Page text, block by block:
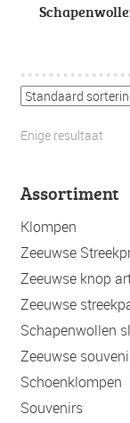
Enige resultaat
Assortiment
Klompen
Zeeuwse
Zeeuwse knop
Zeeuwse
Schapenwollen
Zeeuwse
Schoenklompen
Souvenirs